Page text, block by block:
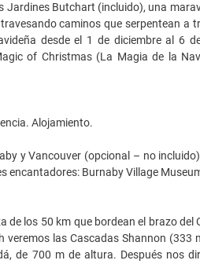
Butchart (incluido), una
caminos que serpentean a
desde el 1 de diciembre al 6
of Christmas (La Magia de la
Alojamiento.
y Vancouver (opcional – no
encantadores: Burnaby Village
de los 50 km que bordean el brazo
veremos las Cascadas Shannon
de 700 m de altura. Después nos